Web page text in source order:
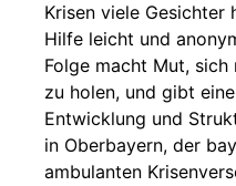
Krisen viele Gesichter
Hilfe leicht und
Folge macht Mut,
zu holen, und gibt
Entwicklung und
in Oberbayern, der
ambulanten